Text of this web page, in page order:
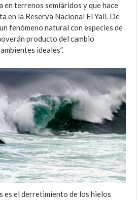
en terrenos semiáridos y que hace
en la Reserva Nacional El Yali. De
fenómeno natural con especies de
producto del cambio
ideales”.
es el derretimiento de los hielos